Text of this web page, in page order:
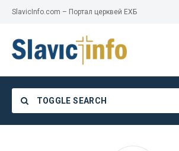
SlavicInfo.com – Портал церквей ЕХБ
TOGGLE SEARCH